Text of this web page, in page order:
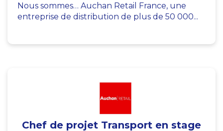
Nous sommes… Auchan Retail France, une
entreprise de distribution de plus de 50 000...
Chef de projet Transport en stage